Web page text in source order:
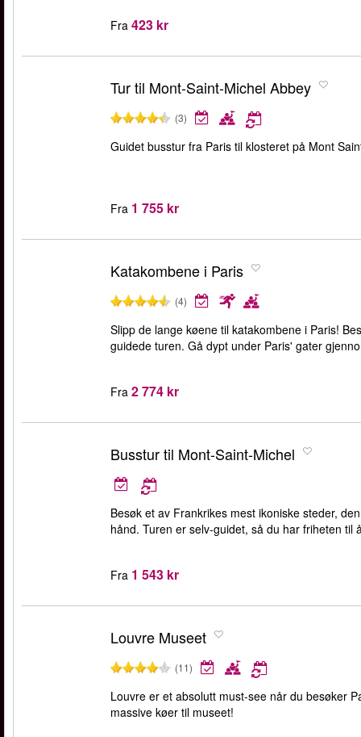
Fra 423 kr
Tur til Mont-Saint-Michel Abbey
(3)
Guidet busstur fra Paris til klosteret på Mont
Fra 1 755 kr
Katakombene i Paris
(4)
Slipp de lange køene til katakombene i Paris!
guidede turen. Gå dypt under Paris' gater
Fra 2 774 kr
Busstur til Mont-Saint-Michel
Besøk et av Frankrikes mest ikoniske steder,
hånd. Turen er selv-guidet, så du har friheten
Fra 1 543 kr
Louvre Museet
(11)
Louvre er et absolutt must-see når du besøker
massive køer til museet!